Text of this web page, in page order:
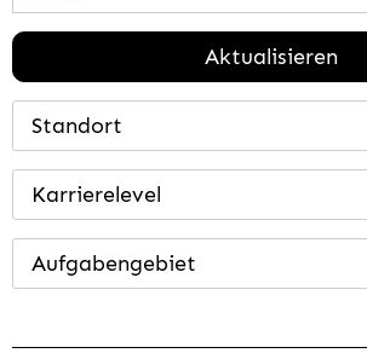
Aktualisieren
Standort
Karrierelevel
Aufgabengebiet